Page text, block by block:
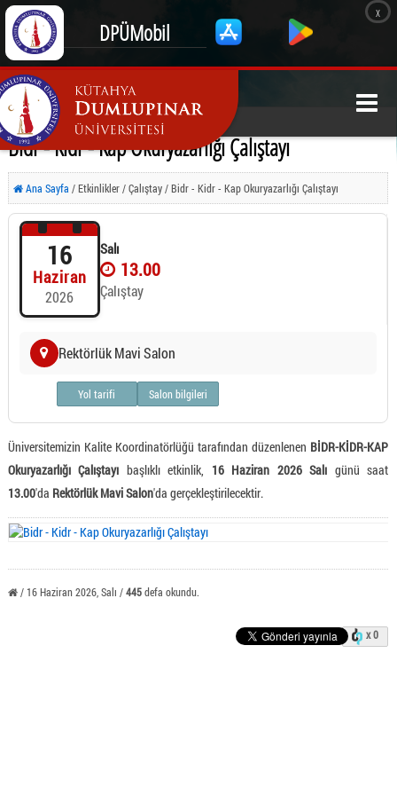
DPÜMobil
x
Bidr - Kidr - Kap Okuryazarlığı Çalıştayı
Ana Sayfa / Etkinlikler / Çalıştay / Bidr - Kidr - Kap Okuryazarlığı Çalıştayı
16
Haziran
2026
Salı
13.00
Çalıştay
Rektörlük Mavi Salon
Yol tarifi Salon bilgileri
Üniversitemizin Kalite Koordinatörlüğü tarafından düzenlenen BİDR-KİDR-KAP
Okuryazarlığı Çalıştayı başlıklı etkinlik, 16 Haziran 2026 Salı günü saat
13.00'da Rektörlük Mavi Salon'da gerçekleştirilecektir.
/ 16 Haziran 2026, Salı /445defa okundu.
x 0